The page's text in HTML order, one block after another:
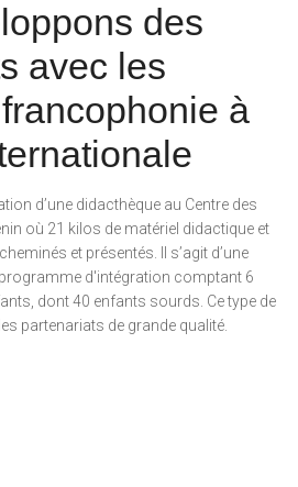
des
avec les
à
d’une didacthèque au Centre des
où 21 kilos de matériel didactique et
et présentés. Il s’agit d’une
d'intégration comptant 6
dont 40 enfants sourds. Ce type de
partenariats de grande qualité.